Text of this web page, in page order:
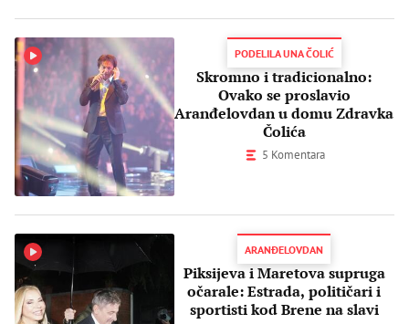
PODELILA UNA ČOLIĆ
Skromno i tradicionalno:
Ovako se proslavio
Aranđelovdan u domu Zdravka
Čolića
5 Komentara
ARANĐELOVDAN
Piksijeva i Maretova supruga
očarale: Estrada, političari i
sportisti kod Brene na slavi